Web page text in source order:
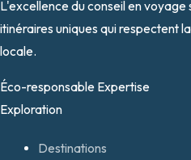
L'excellence du conseil en
itinéraires uniques qui respectent
locale.
Éco-responsable Expertise
Exploration
Destinations